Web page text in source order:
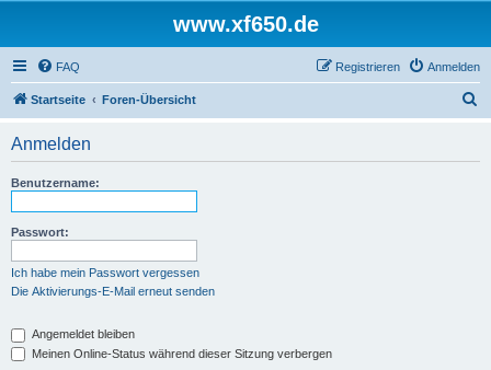
www.xf650.de
FAQ Anmelden
Registrieren
Startseite Foren-Übersicht
Anmelden
Benutzername:
Passwort:
Ich habe mein Passwort vergessen
Die Aktivierungs-E-Mail erneut senden
Angemeldet bleiben
Meinen Online-Status während dieser Sitzung verbergen